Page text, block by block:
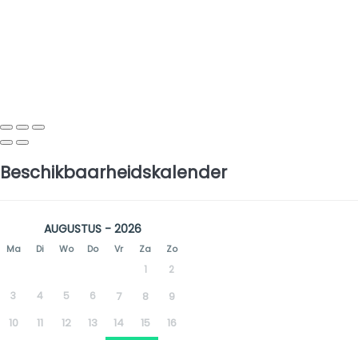
Beschikbaarheidskalender
AUGUSTUS - 2026
Ma Di Wo Do Vr Za Zo
1
2
3
4 5 6 7 8
9
10
11 12 13 14 15
16